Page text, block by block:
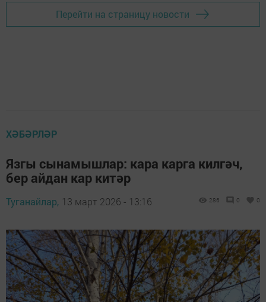
Перейти на страницу новости
ХӘБӘРЛӘР
Язгы сынамышлар: кара карга килгәч,
бер айдан кар китәр
Туганайлар, 13 март 2026 - 13:16 286 0 0